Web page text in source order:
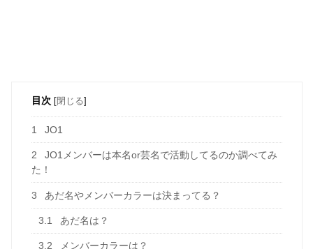
目次 [閉じる]
1 JO1
2
JO1メンバーは本名or芸名で活動してるのか調べてみ
た！
3 あだ名やメンバーカラーは決まってる？
3.1 あだ名は？
3.2 メンバーカラーは？